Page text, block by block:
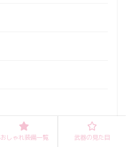
おしゃれ装備一覧 武器の見た目